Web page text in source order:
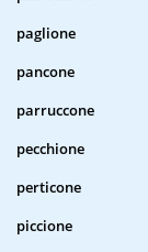
paglione
pancone
parruccone
pecchione
perticone
piccione